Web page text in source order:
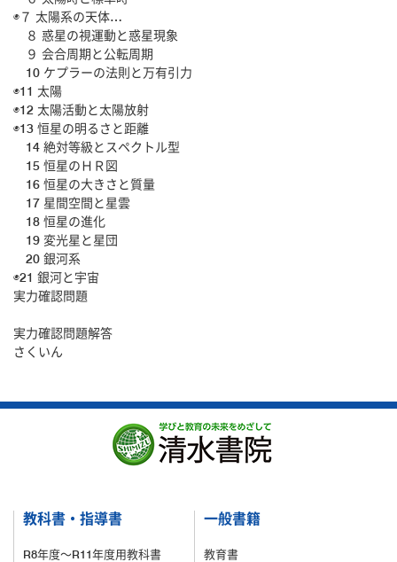
◉７ 太陽系の天体…
８ 惑星の視運動と惑星現象
９ 会合周期と公転周期
10 ケプラーの法則と万有引力
◉11 太陽
◉12 太陽活動と太陽放射
◉13 恒星の明るさと距離
14 絶対等級とスペクトル型
15 恒星のＨＲ図
16 恒星の大きさと質量
17 星間空間と星雲
18 恒星の進化
19 変光星と星団
20 銀河系
◉21 銀河と宇宙
実力確認問題
実力確認問題解答
さくいん
教科書・指導書
R8年度～R11年度用教科書
一般書籍
教育書